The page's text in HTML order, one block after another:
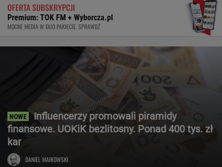
OFERTA SUBSKRYPCJI
Premium: TOK FM + Wyborcza.pl
MOCNE MEDIA W DUO PAKIECIE. SPRAWDŹ
Influencerzy promowali piramidy
finansowe. UOKiK bezlitosny. Ponad 400 tys. zł
kar
DANIEL MAIKOWSKI